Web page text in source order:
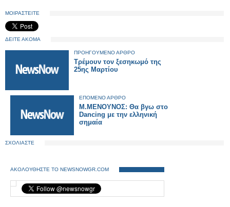
ΜΟΙΡΑΣΤΕΙΤΕ
ΔΕΙΤΕ ΑΚΟΜΑ
ΠΡΟΗΓΟΥΜΕΝΟ ΑΡΘΡΟ
Τρέμουν τον ξεσηκωμό της
25ης Μαρτίου
ΕΠΟΜΕΝΟ ΑΡΘΡΟ
M.MENOYNOΣ: Θα βγω στο
Dancing με την ελληνική
σημαία
ΣΧΟΛΙΑΣΤΕ
ΑΚΟΛΟΥΘΗΣΤΕ ΤΟ NEWSNOWGR.COM